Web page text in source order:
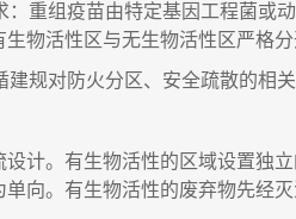
： 重组疫苗由特定基因工程菌或
物活性区与无生物活性区严格
建规对防火分区、安全疏散的相关
设计。有生物活性的区域设置独
向。有生物活性的废弃物先经